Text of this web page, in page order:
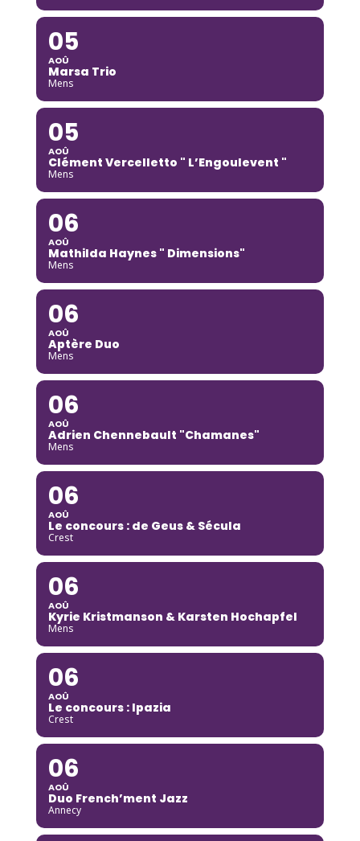
05
AOÛ
Marsa Trio
Mens
05
AOÛ
Clément Vercelletto " L’Engoulevent "
Mens
06
AOÛ
Mathilda Haynes " Dimensions"
Mens
06
AOÛ
Aptère Duo
Mens
06
AOÛ
Adrien Chennebault "Chamanes"
Mens
06
AOÛ
Le concours : de Geus & Sécula
Crest
06
AOÛ
Kyrie Kristmanson & Karsten Hochapfel
Mens
06
AOÛ
Le concours : Ipazia
Crest
06
AOÛ
Duo French’ment Jazz
Annecy